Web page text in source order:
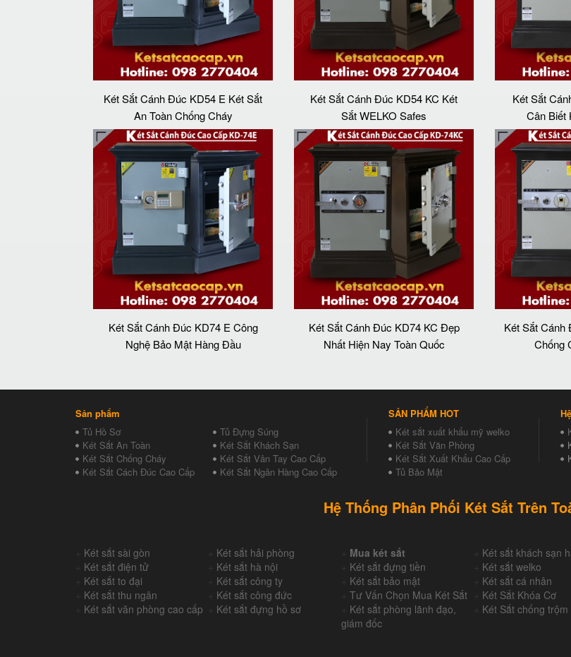
Két Sắt Cánh Đúc KD54 E Két Sắt
An Toàn Chống Cháy
Két Sắt Cánh Đúc KD54 KC Két
Sắt WELKO Safes
Két Sắt
Cân Biết
Két Sắt Cánh Đúc KD74 E Công
Nghệ Bảo Mật Hàng Đầu
Két Sắt Cánh Đúc KD74 KC Đẹp
Nhất Hiện Nay Toàn Quốc
Két Sắt Cánh
Chống
Sản phẩm
Tủ Hồ Sơ
Tủ Đựng Súng
Két Sắt An Toàn
Két Sắt Khách Sạn
Két Sắt Chống Cháy
Két Sắt Vân Tay Cao Cấp
Két Sắt Cách Đúc Cao Cấp
Két Sắt Ngân Hàng Cao Cấp
SẢN PHẨM HOT
Két sắt xuất khẩu mỹ welko
Két Sắt Văn Phòng
Két Sắt Xuất Khẩu Cao Cấp
Tủ Bảo Mật
Hệ Thống Phân Phối Két Sắt Trên
Két sắt sài gòn Két sắt hải phòng Mua két sắt Két sắt khách sạn
Két sắt điện tử Két sắt hà nội Két sắt đựng tiền Két sắt welko
Két sắt to đại Két sắt công ty Két sắt bảo mật Két sắt cá nhân
Két sắt thu ngân Két sắt công đức Tư Vấn Chọn Mua Két Sắt Két Sắt Khóa Cơ
Két sắt văn phòng cao cấp Két sắt đựng hồ sơ
Két sắt phòng lãnh đạo,
giám đốc
Két Sắt chống trộm